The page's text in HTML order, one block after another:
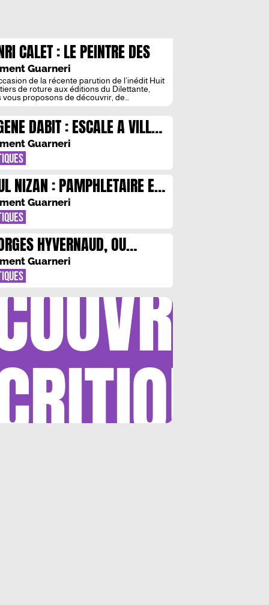
CALET : LE PEINTRE DES
VAGABONDES
Guarneri
de la récente parution de l’inédit Huit
de roture aux éditions du Dilettante,
vous proposons de découvrir, de
on encore lire Henri Calet ? « À qui donc
une œuvre en gage dans un univers à ce
DABIT : ESCALE A VILLA
Guarneri
NIZAN : PAMPHLETAIRE ET
Guarneri
HYVERNAUD, OU
SANS ORIPEAUX
Guarneri